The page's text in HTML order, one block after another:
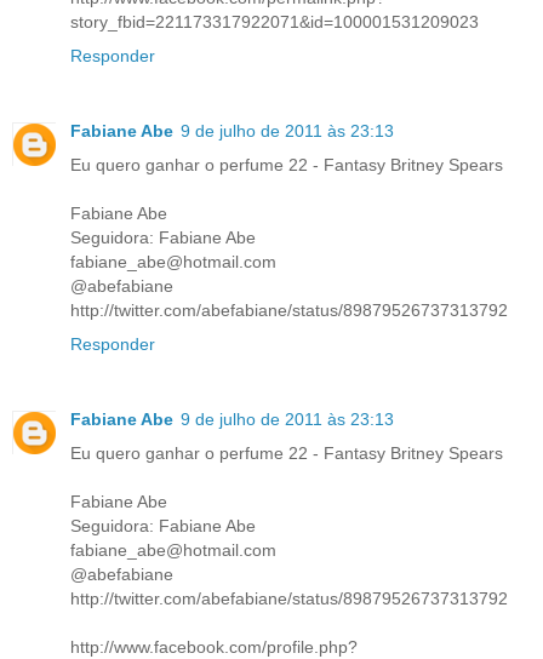
story_fbid=221173317922071&id=100001531209023
Responder
Fabiane Abe 9 de julho de 2011 às 23:13
Eu quero ganhar o perfume 22 - Fantasy Britney Spears
Fabiane Abe
Seguidora: Fabiane Abe
fabiane_abe@hotmail.com
@abefabiane
http://twitter.com/abefabiane/status/89879526737313792
Responder
Fabiane Abe 9 de julho de 2011 às 23:13
Eu quero ganhar o perfume 22 - Fantasy Britney Spears
Fabiane Abe
Seguidora: Fabiane Abe
fabiane_abe@hotmail.com
@abefabiane
http://twitter.com/abefabiane/status/89879526737313792
http://www.facebook.com/profile.php?